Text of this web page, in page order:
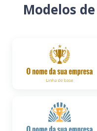
Modelos